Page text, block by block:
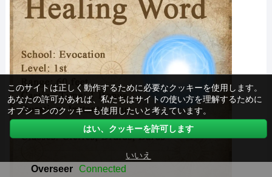
このサイトは正しく動作するために必要なクッキーを使用します。
あなたの許可があれば、私たちはサイトの使い方を理解するために
オプションのクッキーも使用したいと考えています。
はい、クッキーを許可します
いいえ